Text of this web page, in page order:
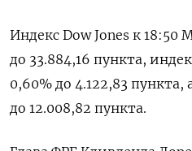
Индекс Dow Jones к 18:50
до 33.884,16 пункта,
0,60% до 4.122,83​ пункта,
до 12.008,82 пункта.